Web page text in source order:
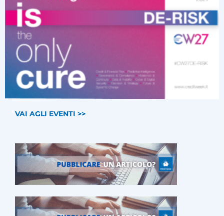
VAI AGLI EVENTI >>